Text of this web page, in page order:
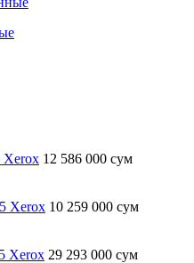
Xerox 12 586 000 сум
Xerox 10 259 000 сум
Xerox 29 293 000 сум